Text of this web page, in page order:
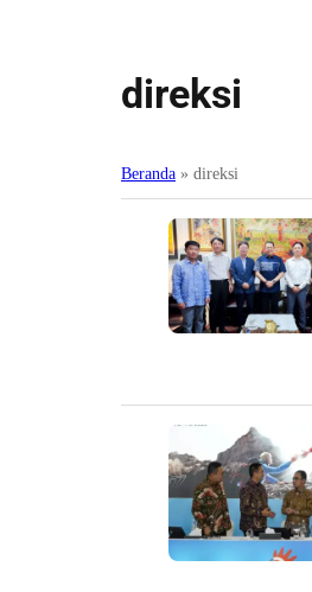
direksi
Beranda » direksi